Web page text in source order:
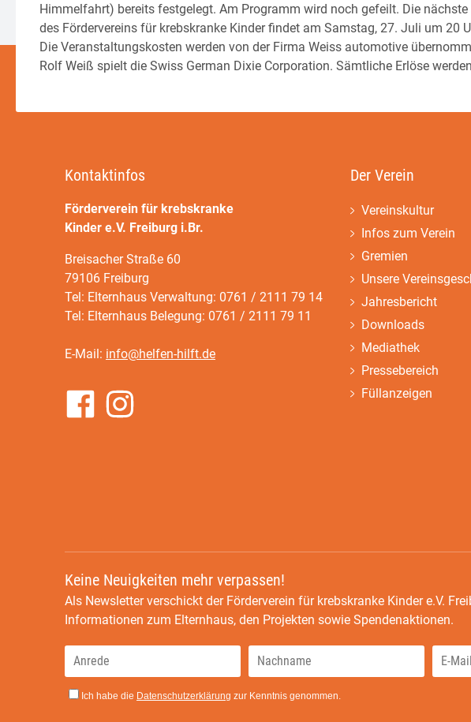
Himmelfahrt) bereits festgelegt. Am Programm wird noch gefeilt. Die
des Fördervereins für krebskranke Kinder findet am Samstag, 27. Juli um 20
Die Veranstaltungskosten werden von der Firma Weiss automotive
Rolf Weiß spielt die Swiss German Dixie Corporation. Sämtliche Erlöse
Kontaktinfos
Förderverein für krebskranke
Kinder e.V. Freiburg i.Br.
Breisacher Straße 60
79106 Freiburg
Tel: Elternhaus Verwaltung: 0761 / 2111 79 14
Tel: Elternhaus Belegung: 0761 / 2111 79 11
E-Mail: info@helfen-hilft.de
Der Verein
Vereinskultur
Infos zum Verein
Gremien
Unsere
Jahresbericht
Downloads
Mediathek
Pressebereich
Füllanzeigen
Keine Neuigkeiten mehr verpassen!
Als Newsletter verschickt der Förderverein für krebskranke Kinder e.V.
Informationen zum Elternhaus, den Projekten sowie Spendenaktionen.
Ich habe die Datenschutzerklärung zur Kenntnis genommen.